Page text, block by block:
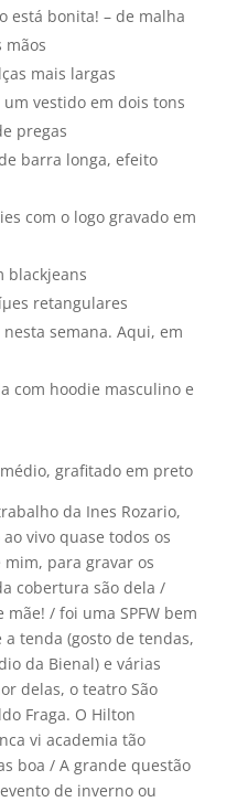
está bonita! – de malha
mãos
mais largas
vestido em dois tons
pregas
barra longa, efeito
com o logo gravado em
blackjeans
retangulares
semana. Aqui, em
com hoodie masculino e
grafitado em preto
da Ines Rozario,
vivo quase todos os
para gravar os
cobertura são dela /
/ foi uma SPFW bem
tenda (gosto de tendas,
da Bienal) e várias
delas, o teatro São
Fraga. O Hilton
vi academia tão
boa / A grande questão
de inverno ou